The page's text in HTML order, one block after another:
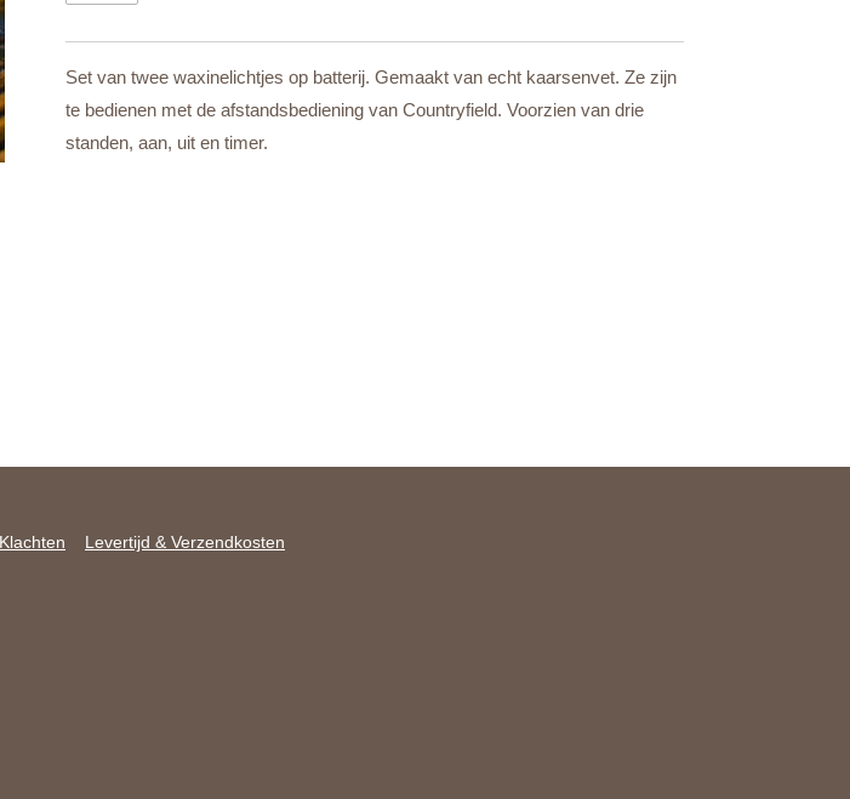
Set van twee waxinelichtjes op batterij. Gemaakt van echt kaarsenvet. Ze zijn
te bedienen met de afstandsbediening van Countryfield. Voorzien van drie
standen, aan, uit en timer.
Levertijd & Verzendkosten